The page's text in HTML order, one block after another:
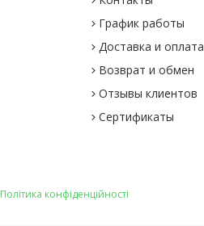
График работы
Доставка и оплата
Возврат и обмен
Отзывы клиентов
Сертификаты
Політика конфіденційності